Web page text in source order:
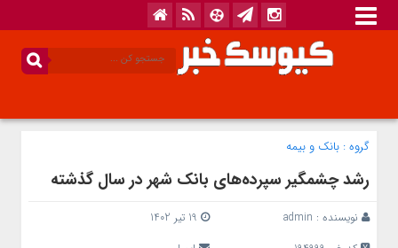
گروه : بانک‌ و بیمه
رشد چشمگیر سپرده‌های بانک شهر در سال گذشته
نویسنده : admin